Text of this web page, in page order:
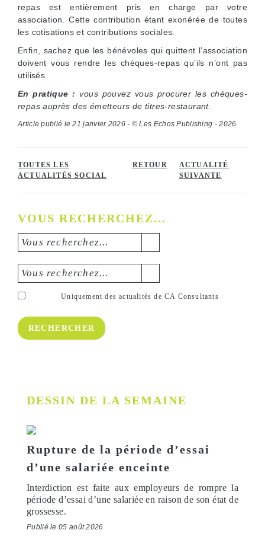
repas est entièrement pris en charge par votre
association. Cette contribution étant exonérée de toutes
les cotisations et contributions sociales.
Enfin, sachez que les bénévoles qui quittent l’association
doivent vous rendre les chèques-repas qu’ils n’ont pas
utilisés.
En pratique : vous pouvez vous procurer les chèques-
repas auprès des émetteurs de titres-restaurant.
Article publié le 21 janvier 2026 - © Les Echos Publishing - 2026
TOUTES LES
ACTUALITÉS SOCIAL
RETOUR
ACTUALITÉ
SUIVANTE
VOUS RECHERCHEZ...
Vous recherchez...
Vous recherchez...
Uniquement des actualités de CA Consultants
DESSIN DE LA SEMAINE
Rupture de la période d’essai
d’une salariée enceinte
Interdiction est faite aux employeurs de rompre la
période d’essai d’une salariée en raison de son état de
grossesse.
Publié le 05 août 2026